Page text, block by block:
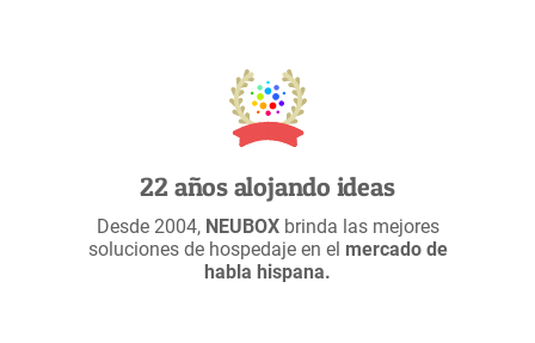
22 años alojando ideas
Desde 2004, NEUBOXbrinda las mejores
soluciones de hospedaje en el mercado de
habla hispana.